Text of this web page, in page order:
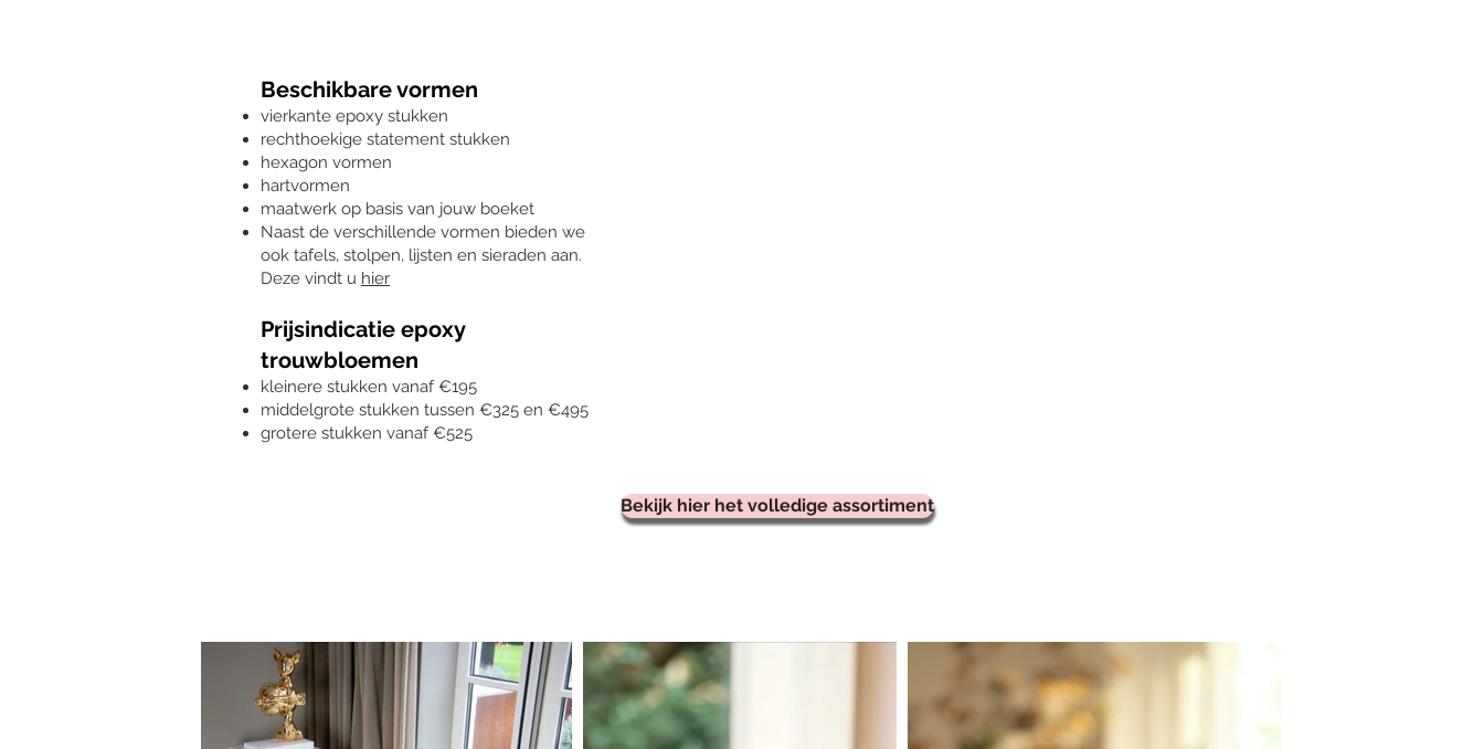
Beschikbare vormen
vierkante epoxy stukken
rechthoekige statement stukken
hexagon vormen
hartvormen
maatwerk op basis van jouw boeket
Naast de verschillende vormen bieden we
ook tafels, stolpen, lijsten en sieraden aan.
Deze vindt u hier
Prijsindicatie epoxy
trouwbloemen
kleinere stukken vanaf €195
middelgrote stukken tussen €325 en €495
grotere stukken vanaf €525
Bekijk hier het volledige assortiment